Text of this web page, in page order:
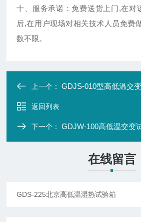
十、服务承诺：免费送货上门,在对
后,在用户现场对相关技术人员免费
数不限。
上一个：GDJS-010型高低温交
返回列表
下一个：GDJW-100高低温交变
在线留言